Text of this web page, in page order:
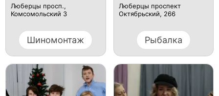
Люберцы просп.,
Комсомольский 3
Шиномонтаж
Люберцы проспект
Октябрьский, 266
Рыбалка